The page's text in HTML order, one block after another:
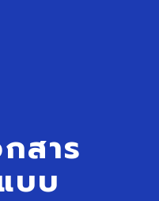
สาร
บบ